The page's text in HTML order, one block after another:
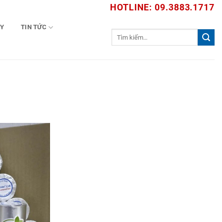
HOTLINE: 09.3883.1717
TIN TỨC